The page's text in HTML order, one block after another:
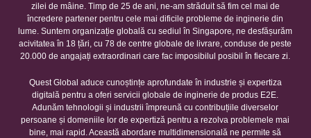
zilei de mâine. Timp de 25 de ani, ne-am străduit să fim cel mai de
încredere partener pentru cele mai dificile probleme de inginerie din
lume. Suntem organizație globală cu sediul în Singapore, ne desfășurăm
acivitatea în 18 țări, cu 78 de centre globale de livrare, conduse de peste
20.000 de angajați extraordinari care fac imposibilul posibil în fiecare zi.
Quest Global aduce cunoștințe aprofundate în industrie și expertiza
digitală pentru a oferi servicii globale de inginerie de produs E2E.
Adunăm tehnologii și industrii împreună cu contribuțiile diverselor
persoane și domeniile lor de expertiză pentru a rezolva problemele mai
bine, mai rapid. Această abordare multidimensională ne permite să